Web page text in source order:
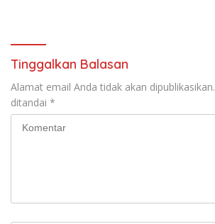
Tinggalkan Balasan
Alamat email Anda tidak akan dipublikasikan.
ditandai *